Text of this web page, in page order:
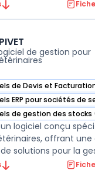
la planification des
travaillées en ent
de gestion pour
de Devis et
dans cette catégorie
ERP pour sociétés de
dans cette catégorie
de gestion des stocks
dans cette catégorie
un logiciel conçu
offrant
solutions pour la
Ce logiciel